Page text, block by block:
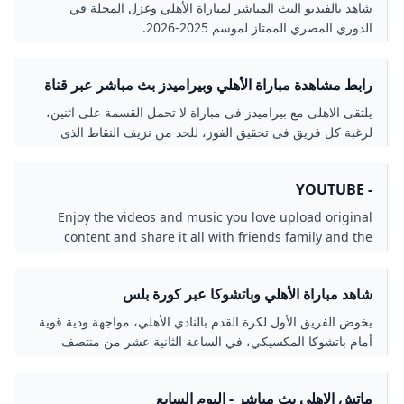
شاهد بالفيديو البث المباشر لمباراة الأهلي وغزل المحلة في
الدوري المصري الممتاز لموسم 2025-2026.
رابط مشاهدة مباراة الأهلي وبيراميدز بث مباشر عبر قناة
ON SPORT بدون تقطيع
يلتقى الاهلى مع بيراميدز فى مباراة لا تحمل القسمة على اثنين،
لرغبة كل فريق فى تحقيق الفوز، للحد من نزيف النقاط الذى
- YOUTUBE
Enjoy the videos and music you love upload original
content and share it all with friends family and the
شاهد مباراة الأهلي وباتشوكا عبر كورة بلس
يخوض الفريق الأول لكرة القدم بالنادي الأهلي، مواجهة ودية قوية
أمام باتشوكا المكسيكي، في الساعة الثانية عشر من منتصف
ماتش الاهلي بث مباشر - اليوم السابع